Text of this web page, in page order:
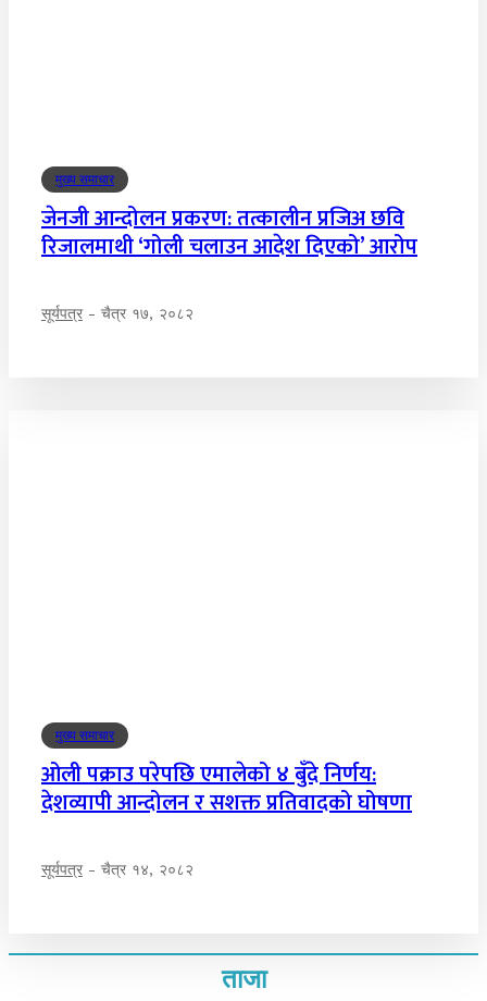
मुख्य समाचार
जेनजी आन्दोलन प्रकरण: तत्कालीन प्रजिअ छवि
रिजालमाथी ‘गोली चलाउन आदेश दिएको’ आरोप
सूर्यपत्र - चैत्र १७, २०८२
मुख्य समाचार
ओली पक्राउ परेपछि एमालेको ४ बुँदे निर्णय:
देशव्यापी आन्दोलन र सशक्त प्रतिवादको घोषणा
सूर्यपत्र - चैत्र १४, २०८२
ताजा